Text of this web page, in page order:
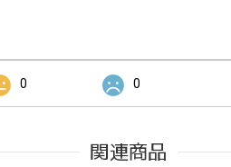
0 0
関連商品